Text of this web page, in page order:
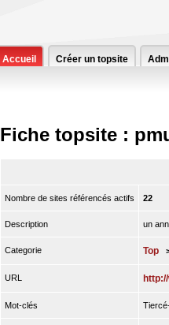
Accueil Créer un topsite
Fiche topsite :
Nombre de sites référencés actifs 22
Description un
Categorie Top
URL
Mot-clés